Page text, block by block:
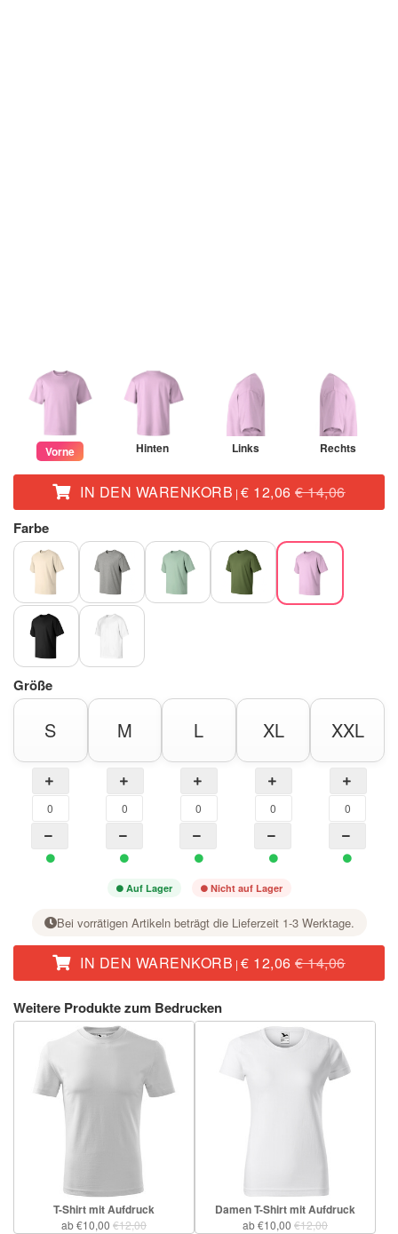
Vorne Hinten Links Rechts
IN DEN WARENKORB |€ 12,06€ 14,06
Farbe
Größe
S M L XL XXL
Auf Lager Nicht auf Lager
Bei vorrätigen Artikeln beträgt die Lieferzeit 1-3 Werktage.
IN DEN WARENKORB |€ 12,06€ 14,06
Weitere Produkte zum Bedrucken
T-Shirt mit Aufdruck
ab €10,00 €12,00
Damen T-Shirt mit Aufdruck
ab €10,00 €12,00